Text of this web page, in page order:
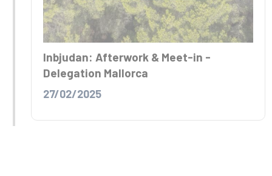
Inbjudan: Afterwork & Meet-in -
Delegation Mallorca
27/02/2025